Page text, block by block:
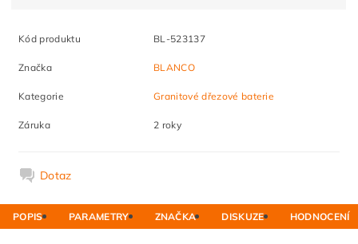
Kód produktu BL-523137
Značka BLANCO
Kategorie Granitové dřezové baterie
Záruka 2 roky
Dotaz
POPIS PARAMETRY ZNAČKA DISKUZE HODNOCENÍ